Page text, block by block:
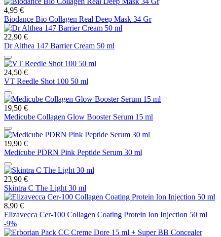
4,95 €
Biodance Bio Collagen Real Deep Mask 34 Gr
22,90 €
Dr Althea 147 Barrier Cream 50 ml
24,50 €
VT Reedle Shot 100 50 ml
19,50 €
Medicube Collagen Glow Booster Serum 15 ml
19,90 €
Medicube PDRN Pink Peptide Serum 30 ml
23,90 €
Skintra C The Light 30 ml
8,90 €
Elizavecca Cer-100 Collagen Coating Protein Ion Injection 50 ml
-9%